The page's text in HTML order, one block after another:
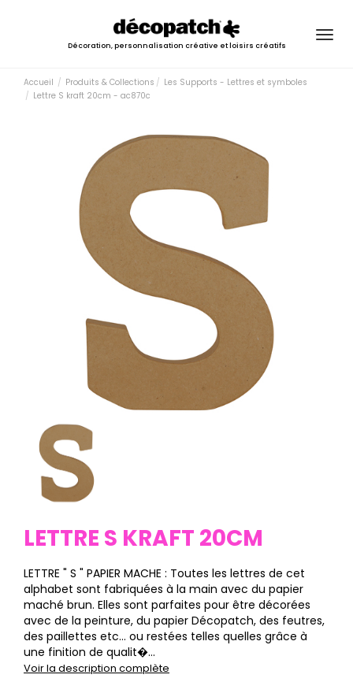
Décoration, personnalisation créative et loisirs créatifs
Accueil Produits & Collections
Les Supports - Lettres et symboles
Lettre S kraft 20cm - ac870c
LETTRE S KRAFT 20CM
LETTRE " S " PAPIER MACHE : Toutes les lettres de cet
alphabet sont fabriquées à la main avec du papier
maché brun. Elles sont parfaites pour être décorées
avec de la peinture, du papier Décopatch, des feutres,
des paillettes etc… ou restées telles quelles grâce à
une finition de qualit�...
Voir la description complète